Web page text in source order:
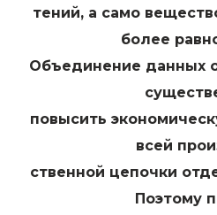
тений, а само
более
Объединение данных
повысить
всей
ственной цепочки
Поэтому